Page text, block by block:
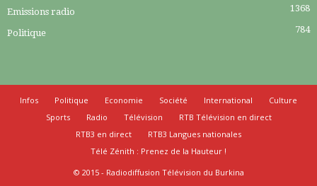
Emissions radio 1368
Politique 784
Infos Politique Economie Société International
Culture
Sports
Radio Télévision
RTB Télévision en direct
RTB3 en direct
RTB3 Langues nationales
Télé Zénith : Prenez de la Hauteur !
© 2015 - Radiodiffusion Télévision du Burkina